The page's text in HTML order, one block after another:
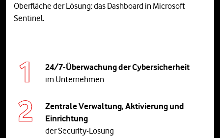
Oberfläche der Lösung: das Dashboard in Microsoft
Sentinel.
24/7-Überwachung der Cybersicherheit
im Unternehmen
Zentrale Verwaltung, Aktivierung und
Einrichtung
der Security-Lösung